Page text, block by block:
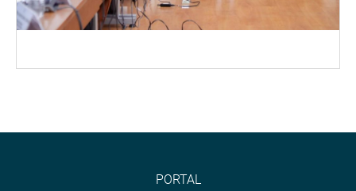
PORTAL